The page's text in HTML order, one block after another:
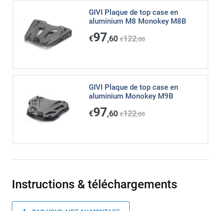
GIVI Plaque de top case en
aluminium M8 Monokey M8B
€97,60 €122,00
GIVI Plaque de top case en
aluminium Monokey M9B
€97,60 €122,00
Instructions & téléchargements